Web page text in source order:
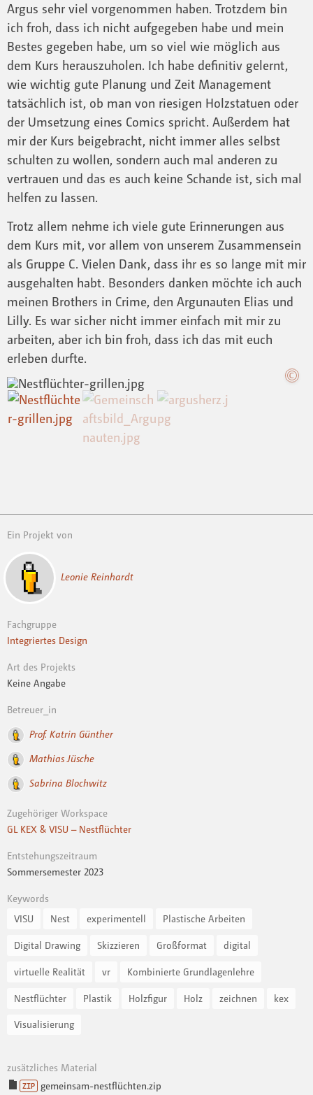
Argus sehr viel vorgenommen haben. Trotzdem bin
ich froh, dass ich nicht aufgegeben habe und mein
Bestes gegeben habe, um so viel wie möglich aus
dem Kurs herauszuholen. Ich habe definitiv gelernt,
wie wichtig gute Planung und Zeit Management
tatsächlich ist, ob man von riesigen Holzstatuen oder
der Umsetzung eines Comics spricht. Außerdem hat
mir der Kurs beigebracht, nicht immer alles selbst
schulten zu wollen, sondern auch mal anderen zu
vertrauen und das es auch keine Schande ist, sich mal
helfen zu lassen.
Trotz allem nehme ich viele gute Erinnerungen aus
dem Kurs mit, vor allem von unserem Zusammensein
als Gruppe C. Vielen Dank, dass ihr es so lange mit mir
ausgehalten habt. Besonders danken möchte ich auch
meinen Brothers in Crime, den Argunauten Elias und
Lilly. Es war sicher nicht immer einfach mit mir zu
arbeiten, aber ich bin froh, dass ich das mit euch
erleben durfte.
Ein Projekt von
Leonie Reinhardt
Fachgruppe
Integriertes Design
Art des Projekts
Keine Angabe
Betreuer_in
Prof. Katrin Günther
Mathias Jüsche
Sabrina Blochwitz
Zugehöriger Workspace
GL KEX & VISU – Nestflüchter
Entstehungszeitraum
Sommersemester 2023
Keywords
VISU
Nest experimentell Plastische Arbeiten
Digital Drawing Skizzieren Großformat digital
virtuelle Realität vr Kombinierte Grundlagenlehre
Nestflüchter Plastik Holzfigur Holz zeichnen kex
Visualisierung
zusätzliches Material
ZIP gemeinsam-nestflüchten.zip